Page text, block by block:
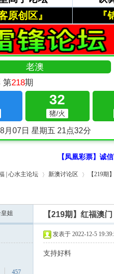
【凤凰彩票】诚
| 心水主论坛 新澳讨论区 【219
姐 【219期】红福澳
457
发表于 2022-12-5
支持好料